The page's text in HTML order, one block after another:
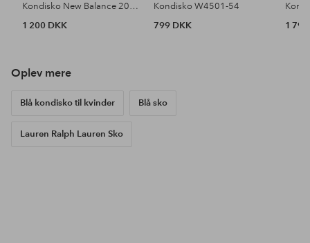
Kondisko New Balance 2002r
1 200 DKK
Kondisko W4501-54
799 DKK
1
Oplev mere
Blå kondisko til kvinder Blå sko
Lauren Ralph Lauren Sko